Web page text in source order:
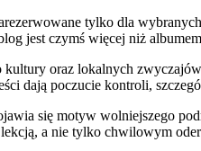
tylko dla
jest czymś więcej niż
oraz lokalnych
dają poczucie kontroli,
się motyw wolniejszego
a nie tylko chwilowym